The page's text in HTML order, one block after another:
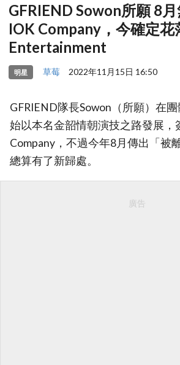
GFRIEND Sowon所願 8
IOK Company，今確定花
Entertainment
明星 草莓 2022年11月15日 16:50
GFRIEND隊長Sowon（所願）在
始以本名金韶情朝演技之路發展，
Company，不過今年8月傳出「被
總算有了新歸處。
廣告